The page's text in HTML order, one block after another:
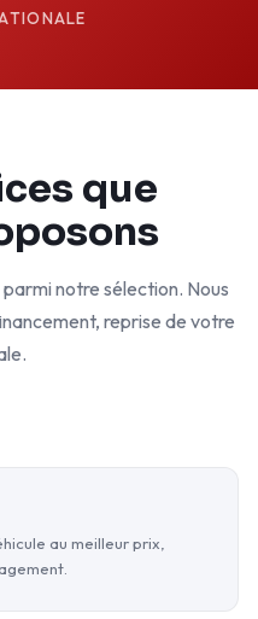
que
notre sélection. Nous
reprise de votre
au meilleur prix,